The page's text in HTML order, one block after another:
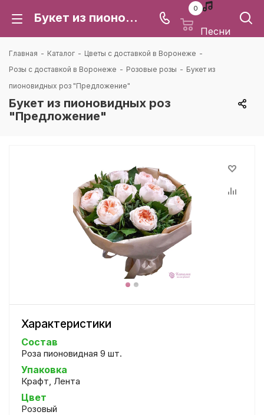
Букет из пионовидных роз "Предложение": цена и доставка в Воронеже | Каталея
0
Песни
Главная - Каталог - Цветы с доставкой в Воронеже -
Розы с доставкой в Воронеже - Розовые розы - Букет из
пионовидных роз "Предложение"
Букет из пионовидных роз
"Предложение"
Характеристики
Состав
Роза пионовидная 9 шт.
Упаковка
Крафт, Лента
Цвет
Розовый